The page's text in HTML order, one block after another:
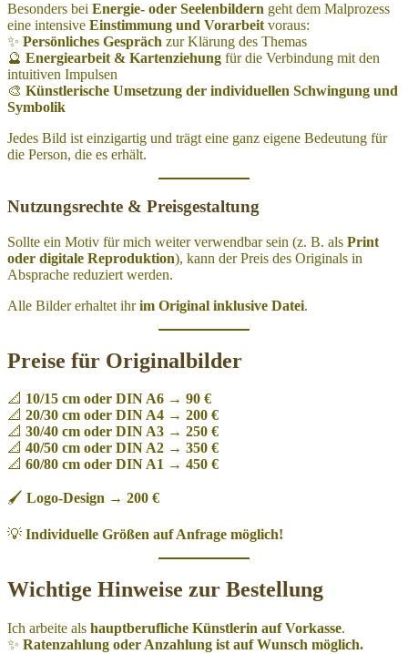
Besonders bei Energie- oder Seelenbildern geht dem Malprozess
eine intensive Einstimmung und Vorarbeit voraus:
✨ Persönliches Gespräch zur Klärung des Themas
🔮 Energiearbeit & Kartenziehung für die Verbindung mit den
intuitiven Impulsen
🎨 Künstlerische Umsetzung der individuellen Schwingung und
Symbolik
Jedes Bild ist einzigartig und trägt eine ganz eigene Bedeutung für
die Person, die es erhält.
Nutzungsrechte & Preisgestaltung
Sollte ein Motiv für mich weiter verwendbar sein (z. B. als Print
oder digitale Reproduktion), kann der Preis des Originals in
Absprache reduziert werden.
Alle Bilder erhaltet ihrim Original inklusive Datei.
Preise für Originalbilder
📐 10/15 cm oder DIN A6 → 90 €
📐 20/30 cm oder DIN A4 → 200 €
📐 30/40 cm oder DIN A3 → 250 €
📐 40/50 cm oder DIN A2 → 350 €
📐 60/80 cm oder DIN A1 → 450 €
🖌 Logo-Design → 200 €
💡 Individuelle Größen auf Anfrage möglich!
Wichtige Hinweise zur Bestellung
Ich arbeite als hauptberufliche Künstlerin auf Vorkasse.
✨ Ratenzahlung oder Anzahlung ist auf Wunsch möglich.